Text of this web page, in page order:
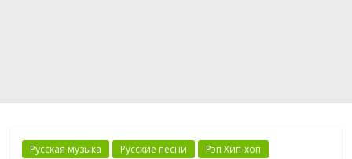
Русская музыка Русские песни Рэп Хип-хоп